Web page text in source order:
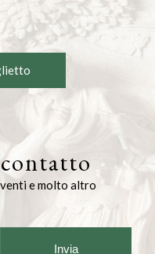
e molto altro